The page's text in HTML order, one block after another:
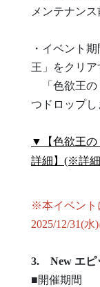
メンテナン
・イベント
王」をクリア
「色欲王の
つドロップし
▼【色欲王の
詳細】(※詳
※本イベント
2025/12/31(水
3. New エピ
■開催期間